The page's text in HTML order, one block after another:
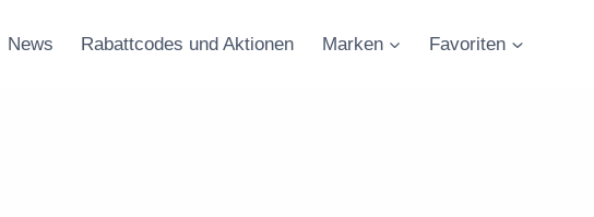
News Rabattcodes und Aktionen Marken Favoriten